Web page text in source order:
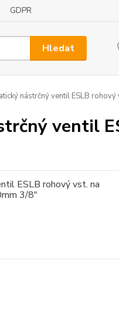
GDPR
Hledat
nástrčný ventil ESLB
ventil